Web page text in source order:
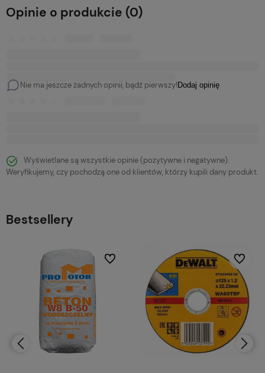
Opinie o produkcie (0)
Nie ma jeszcze żadnych opinii, bądź pierwszy! Dodaj opinię
Wyświetlane są wszystkie opinie (pozytywne i negatywne).
Weryfikujemy, czy pochodzą one od klientów, którzy kupili dany produkt.
Bestsellery
Do ulubionych Do